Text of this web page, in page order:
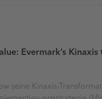
Evermark’s
seine Kinaxis-